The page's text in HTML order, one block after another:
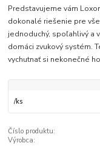
Predstavujeme vám
dokonalé riešenie pre
jednoduchý, spoľahlivý a
domáci zvukový systém.
vychutnať si nekonečné
/ks
Číslo produktu:
Výrobca: